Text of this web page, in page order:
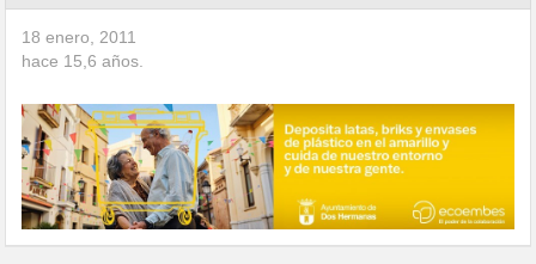
18 enero, 2011
hace 15,6 años.